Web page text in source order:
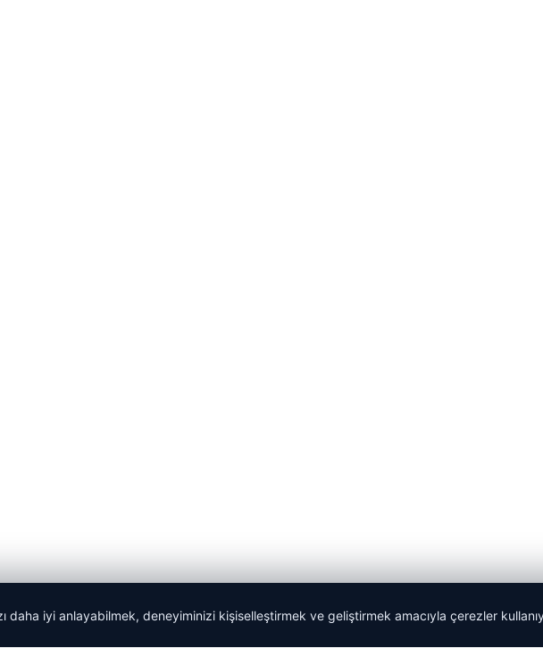
daha iyi anlayabilmek, deneyiminizi kişiselleştirmek ve geliştirmek amacıyla çerezler